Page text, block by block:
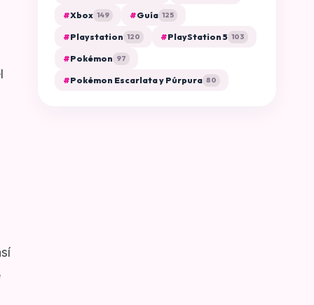
#Xbox 149 #Guía 125
#Playstation 120 #PlayStation 5 103
#Pokémon 97
#Pokémon Escarlata y Púrpura 80